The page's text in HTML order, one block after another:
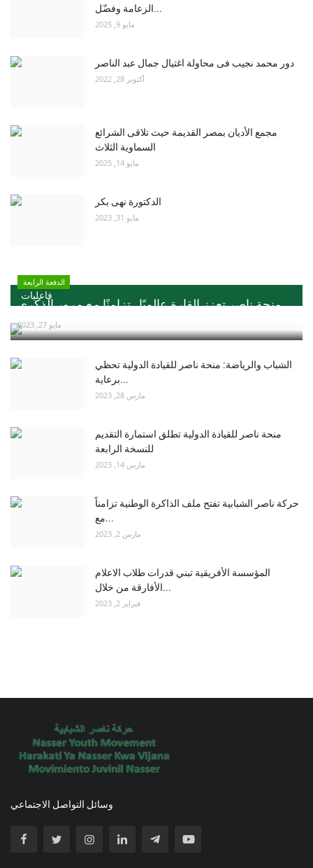
الزعامة وفضّل...
مايو 9, 2025
دور محمد نجيب فى محاولة اغتيال جمال عبد الناصر
أكتوبر 28, 2022
مجمع الأديان بمصر القديمة حيث تلاقى الشرائع
السماوية الثلاث
مايو 14, 2025
الدكتورة نهى بكر
مايو 31, 2023
فاعليات
الدفعة الرابعة
منحة ناصر تعزز القارة عالميًا ..تزامنًا مع مرور الذكري...
مايو 27, 2023
الشباب والرياضة: منحة ناصر للقيادة الدولية تحظي
برعاية...
مارس 28, 2023
منحة ناصر للقيادة الدولية تطلق استمارة التقديم
للنسخة الرابعة
مارس 14, 2023
حركة ناصر الشبابية تفتح ملف الذاكرة الوطنية تزامناً
مع...
مارس 2, 2023
المؤسسة الأفريقية تبني قدرات طلاب الاعلام
الأفارقة من خلال...
فبراير 2, 2023
وسائل التواصل الاجتماعي